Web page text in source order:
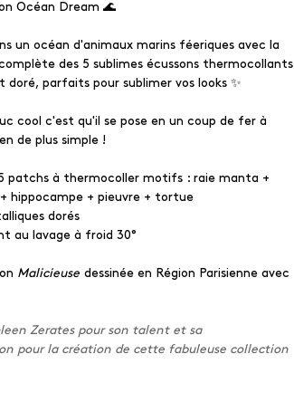
Océan Dream 🌊
un océan d'animaux marins féeriques avec la
des 5 sublimes écussons thermocollants
doré, parfaits pour sublimer vos looks ✨
cool c'est qu'il se pose en un coup de fer à
de plus simple !
patchs à thermocoller motifs : raie manta +
+ hippocampe + pieuvre + tortue
dorés
au lavage à froid 30°
Malicieuse dessinée en Région Parisienne avec
Zerates pour son talent et sa
pour la création de cette fabuleuse collection